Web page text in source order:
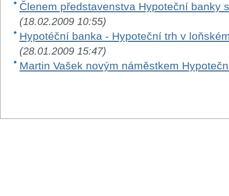
Členem představenstva Hypoteční banky
(18.02.2009 10:55)
Hypotéční banka - Hypoteční trh v
(28.01.2009 15:47)
Martin Vašek novým náměstkem